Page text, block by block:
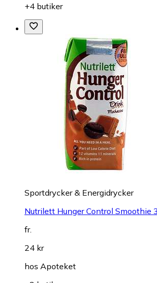
+4 butiker
Sportdrycker & Energidrycker
Nutrilett Hunger Control Smoothie
fr.
24 kr
hos Apoteket